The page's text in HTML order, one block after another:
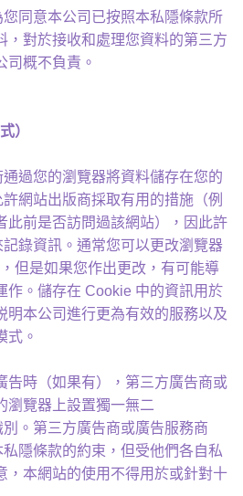
同意本公司已按照本私隱條款所
，對於接收和處理您資料的第三方
司概不負責。
）
過您的瀏覽器將資料儲存在您的
網站出版商採取有用的措施（例
此前是否訪問過該網站），因此許
錄資訊。通常您可以更改瀏覽器
但是如果您作出更改，有可能導
作。儲存在 Cookie 中的資訊用於
明本公司進行更為有效的服務以及
式。
告時（如果有），第三方廣告商或
瀏覽器上設置獨一無二
。第三方廣告商或廣告服務商
隱條款的約束，但受他們各自私
，本網站的使用不得用於或針對十